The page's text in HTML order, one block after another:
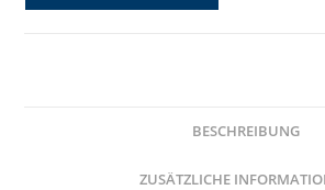
BESCHREIBUNG
ZUSÄTZLICHE